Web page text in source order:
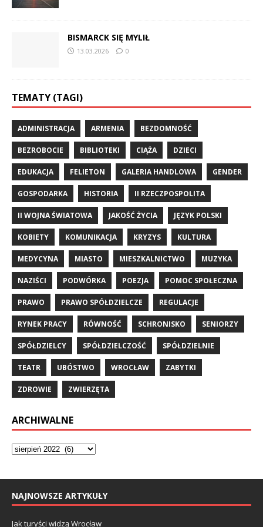
BISMARCK SIĘ MYLIŁ
13.03.2026 0
TEMATY (TAGI)
ADMINISTRACJA ARMENIA BEZDOMNOŚĆ
BEZROBOCIE BIBLIOTEKI CIĄŻA DZIECI
EDUKACJA FELIETON GALERIA HANDLOWA GENDER
GOSPODARKA HISTORIA II RZECZPOSPOLITA
II WOJNA ŚWIATOWA JAKOŚĆ ŻYCIA JĘZYK POLSKI
KOBIETY KOMUNIKACJA KRYZYS KULTURA
MEDYCYNA MIASTO MIESZKALNICTWO MUZYKA
NAZIŚCI PODWÓRKA POEZJA POMOC SPOŁECZNA
PRAWO PRAWO SPÓŁDZIELCZE REGULACJE
RYNEK PRACY RÓWNOŚĆ SCHRONISKO SENIORZY
SPÓŁDZIELCY SPÓŁDZIELCZOŚĆ SPÓŁDZIELNIE
TEATR UBÓSTWO WROCŁAW ZABYTKI
ZDROWIE ZWIERZĘTA
ARCHIWALNE
NAJNOWSZE ARTYKUŁY
Jak turyści widzą Wrocław